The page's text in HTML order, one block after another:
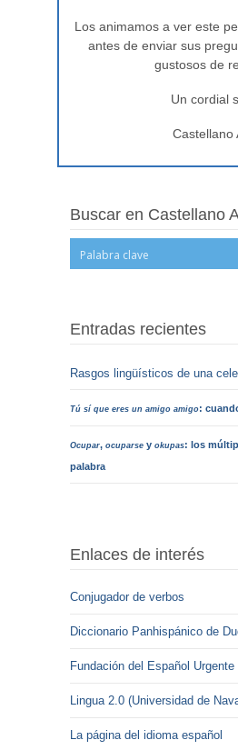
Los animamos a ver este
antes de enviar sus
gustosos de
Un cordial
Castellano
Buscar en Castellano
Entradas recientes
Rasgos lingüísticos de una
Tú sí que eres un amigo amigo:
Ocupar,ocuparse yokupas: los
palabra
Enlaces de interés
Conjugador de verbos
Diccionario Panhispánico de
Fundación del Español Urgente
Lingua 2.0 (Universidad de
La página del idioma español